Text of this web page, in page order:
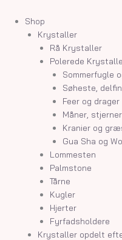
Shop
Krystaller
Rå Krystaller
Polerede
Sommerfugle
Søheste,
Feer og drager
Måner,
Kranier og
Gua Sha og
Lommesten
Palmstone
Tårne
Kugler
Hjerter
Fyrfadsholdere
Krystaller opdelt